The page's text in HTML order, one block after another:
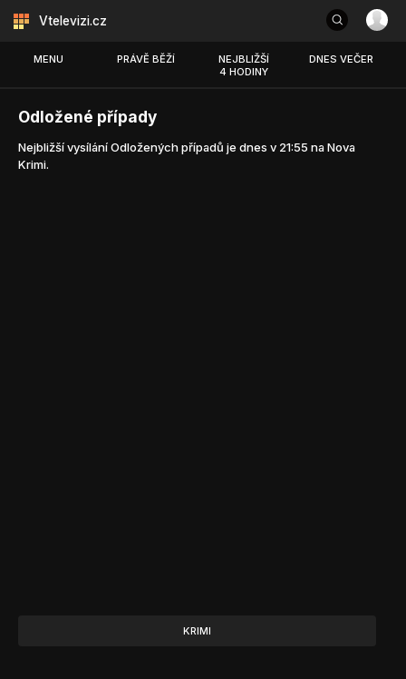
Vtelevizi.cz
MENU PRÁVĚ BĚŽÍ
NEJBLIŽŠÍ
4 HODINY
DNES VEČER
Odložené případy
Nejbližší vysílání Odložených případů je dnes v 21:55 na Nova
Krimi.
KRIMI